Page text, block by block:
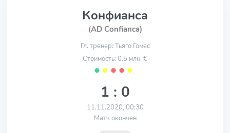
Конфианса
(AD Confianca)
Гл. тренер: Тьяго Гомес
Стоимость: 0.5 млн. €
⬤ ⬤ ⬤ ⬤ ⬤
1 : 0
11.11.2020, 00:30
Матч окончен